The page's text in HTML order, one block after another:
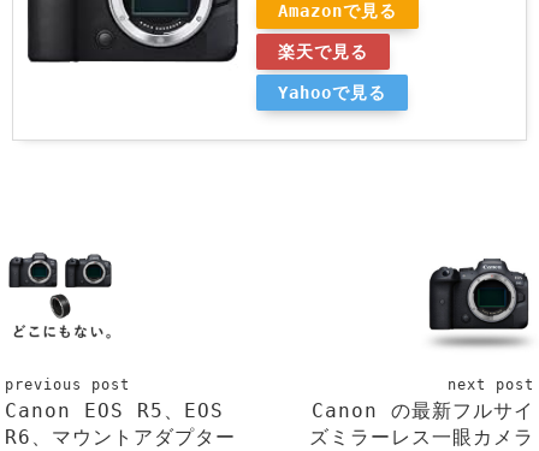
Amazonで見る
楽天で見る
Yahooで見る
previous post
Canon EOS R5、EOS
R6、マウントアダプター
next post
Canon の最新フルサイ
ズミラーレス一眼カメラ